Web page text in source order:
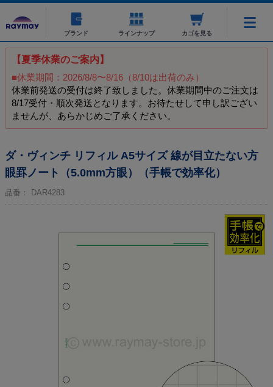
ブランド ラインナップ カゴを見る
【夏季休業のご案内】
■休業期間：2026/8/8〜8/16（8/10は出荷のみ）
休業前発送の受付は終了致しました。休業期間中のご注文は
8/17受付・順次発送となります。お待たせして申し訳ござい
ませんが、あらかじめご了承ください。
ダ・ヴィンチ リフィル A5サイズ 線が目立たない方
眼罫ノート（5.0mm方眼）（手帳で効率化）
品番： DAR4283